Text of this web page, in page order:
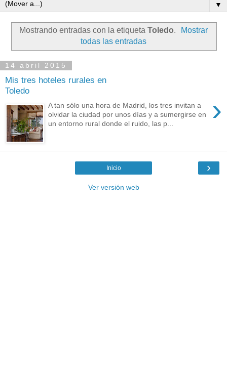
▼
Mostrando entradas con la etiqueta Toledo.
Mostrar
todas las entradas
14 abril 2015
Mis tres hoteles rurales en
Toledo
›
A tan sólo una hora de Madrid, los tres invitan a
olvidar la ciudad por unos días y a sumergirse en
un entorno rural donde el ruido, las p...
›
Inicio
Ver versión web